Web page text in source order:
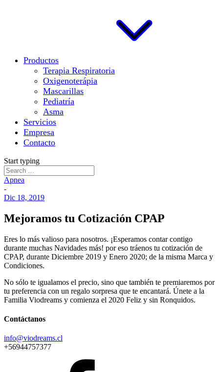
Productos
Terapia Respiratoria
Oxigenoterápia
Mascarillas
Pediatría
Asma
Servicios
Empresa
Contacto
Start typing
Apnea
-
Dic 18, 2019
Mejoramos tu Cotización CPAP
Eres lo más valioso para nosotros. ¡Esperamos contar contigo
durante muchas Navidades más! por eso tráenos tu cotización de
CPAP, durante Diciembre 2019 y Enero 2020; de la misma Marca y
Condiciones.
No sólo te igualamos el precio, sino que también te premiaremos por
tu preferencia con un regalo sorpresa que te encantará. Únete a la
Familia Viodreams y comienza el 2020 Feliz y sin Ronquidos.
Contáctanos
info@viodreams.cl
+56944757377